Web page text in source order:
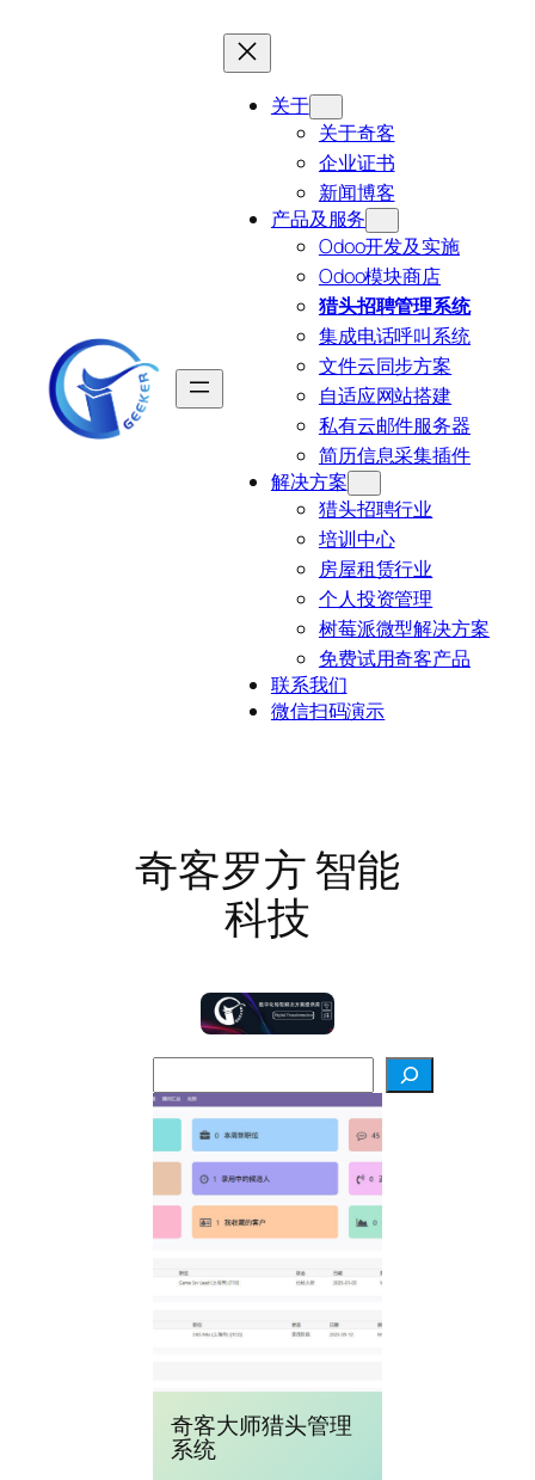
关于
关于奇客
企业证书
新闻博客
产品及服务
Odoo开发及实施
Odoo模块商店
猎头招聘管理系统
集成电话呼叫系统
文件云同步方案
自适应网站搭建
私有云邮件服务器
简历信息采集插件
解决方案
猎头招聘行业
培训中心
房屋租赁行业
个人投资管理
树莓派微型解决方案
免费试用奇客产品
联系我们
微信扫码演示
奇客罗方 智能
科技
索
奇客大师猎头管理
系统